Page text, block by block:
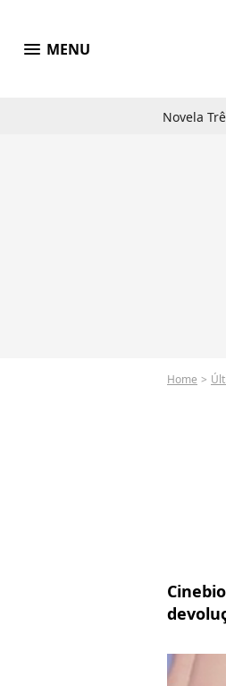
menu MENU
Novela
Home